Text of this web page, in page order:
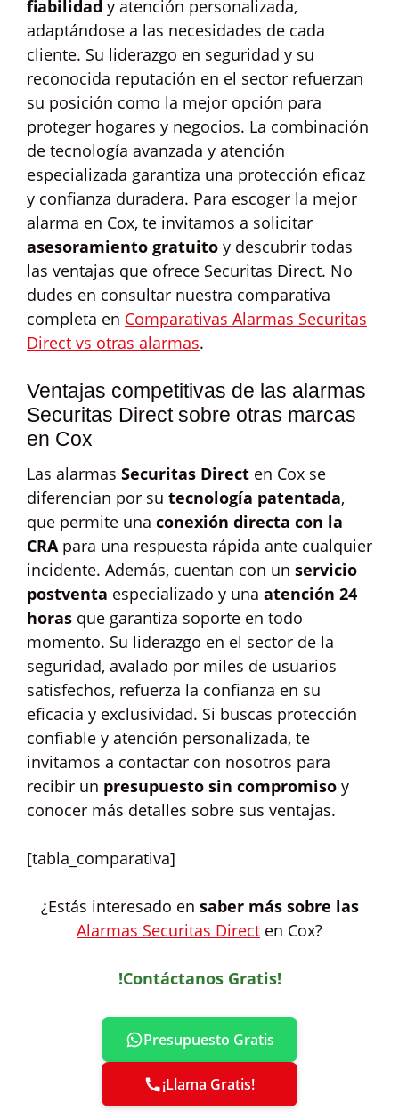
fiabilidad y atención personalizada,
adaptándose a las necesidades de cada
cliente. Su liderazgo en seguridad y su
reconocida reputación en el sector refuerzan
su posición como la mejor opción para
proteger hogares y negocios. La combinación
de tecnología avanzada y atención
especializada garantiza una protección eficaz
y confianza duradera. Para escoger la mejor
alarma en Cox, te invitamos a solicitar
asesoramiento gratuito y descubrir todas
las ventajas que ofrece Securitas Direct. No
dudes en consultar nuestra comparativa
completa en Comparativas Alarmas Securitas
Direct vs otras alarmas.
Ventajas competitivas de las alarmas
Securitas Direct sobre otras marcas
en Cox
Las alarmas Securitas Direct en Cox se
diferencian por su tecnología patentada,
que permite una conexión directa con la
CRApara una respuesta rápida ante cualquier
incidente. Además, cuentan con un servicio
postventa especializado y una atención 24
horas que garantiza soporte en todo
momento. Su liderazgo en el sector de la
seguridad, avalado por miles de usuarios
satisfechos, refuerza la confianza en su
eficacia y exclusividad. Si buscas protección
confiable y atención personalizada, te
invitamos a contactar con nosotros para
recibir un presupuesto sin compromiso y
conocer más detalles sobre sus ventajas.
[tabla_comparativa]
¿Estás interesado en saber más sobre las
Alarmas Securitas Direct en Cox?
!Contáctanos Gratis!
Presupuesto Gratis
¡Llama Gratis!